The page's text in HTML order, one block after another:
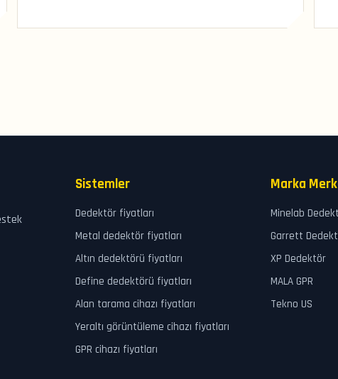
Sistemler
Dedektör fiyatları
Metal dedektör fiyatları
Altın dedektörü fiyatları
Define dedektörü fiyatları
Alan tarama cihazı fiyatları
Yeraltı görüntüleme cihazı fiyatları
GPR cihazı fiyatları
Marka
Minelab
Garrett
XP Dedektör
MALA GPR
Tekno US